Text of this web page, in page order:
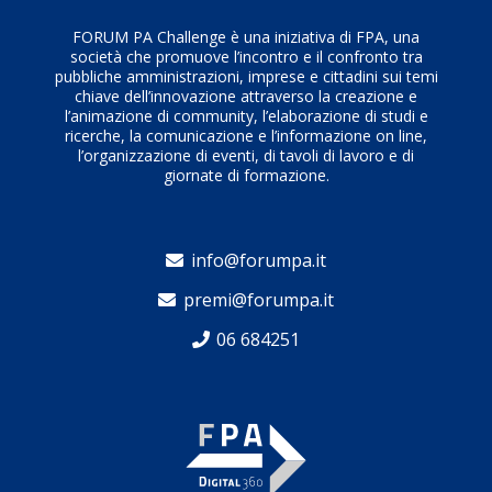
FORUM PA Challenge è una iniziativa di FPA, una
società che promuove l’incontro e il confronto tra
pubbliche amministrazioni, imprese e cittadini sui temi
chiave dell’innovazione attraverso la creazione e
l’animazione di community, l’elaborazione di studi e
ricerche, la comunicazione e l’informazione on line,
l’organizzazione di eventi, di tavoli di lavoro e di
giornate di formazione.
info@forumpa.it
premi@forumpa.it
06 684251